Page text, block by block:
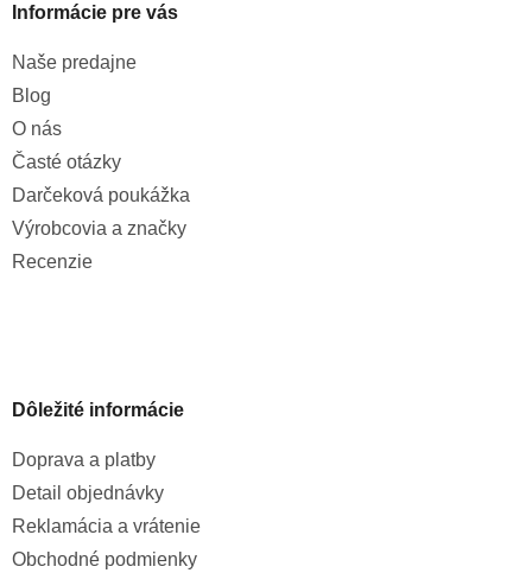
Informácie pre vás
Naše predajne
Blog
O nás
Časté otázky
Darčeková poukážka
Výrobcovia a značky
Recenzie
Dôležité informácie
Doprava a platby
Detail objednávky
Reklamácia a vrátenie
Obchodné podmienky